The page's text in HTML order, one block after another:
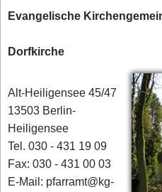
Evangelische
Dorfkirche
Alt-Heiligensee 45/47
13503 Berlin-
Heiligensee
Tel. 030 - 431 19 09
Fax: 030 - 431 00 03
E-Mail: pfarramt@kg-